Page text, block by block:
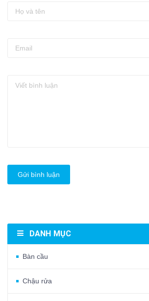
Gửi bình luận
DANH MỤC
Bàn cầu
Chậu rửa